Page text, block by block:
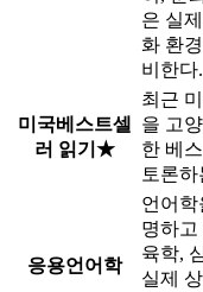
은 실
화 환
비한다.
미국베스트셀
러 읽기★
최근
을 고
한 베
토론
응용언어학
언어학
명하고
육학,
실제